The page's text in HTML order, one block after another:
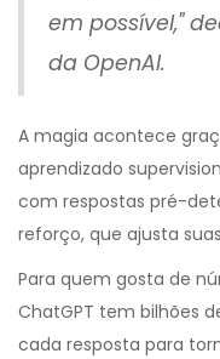
em possível,"
da OpenAI.
A magia acontece
aprendizado
com respostas pré-
reforço, que ajusta
Para quem gosta de
ChatGPT tem bilhões
cada resposta para